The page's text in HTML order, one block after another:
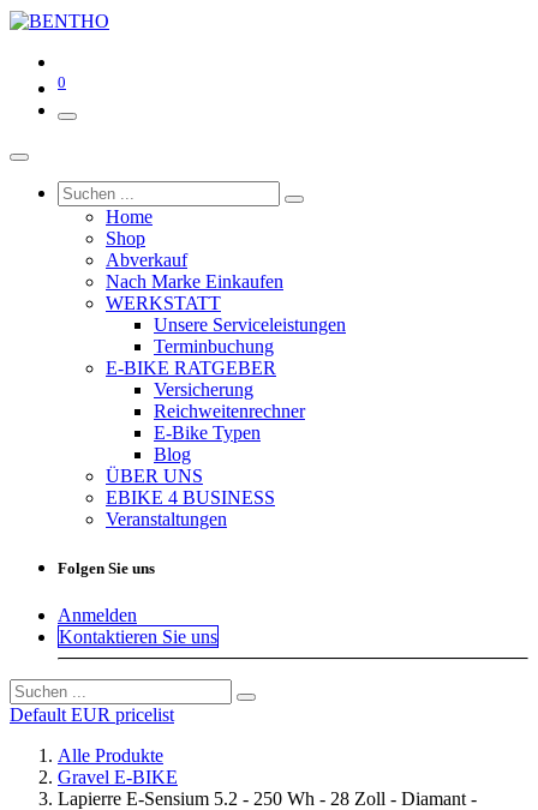
0
Home
Shop
Abverkauf
Nach Marke Einkaufen
WERKSTATT
Unsere Serviceleistungen
Terminbuchung
E-BIKE RATGEBER
Versicherung
Reichweitenrechner
E-Bike Typen
Blog
ÜBER UNS
EBIKE 4 BUSINESS
Veranstaltungen
Folgen Sie uns
Anmelden
Kontaktieren Sie uns
Default EUR pricelist
Alle Produkte
Gravel E-BIKE
Lapierre E-Sensium 5.2 - 250 Wh - 28 Zoll - Diamant -